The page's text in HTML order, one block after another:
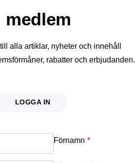
medlem
alla artiklar, nyheter och innehåll
rabatter och erbjudanden.
LOGGA IN
Förnamn *
Email